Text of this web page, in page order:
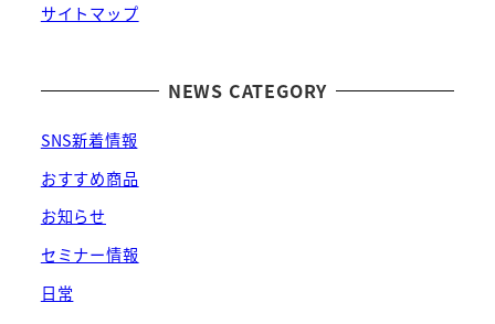
サイトマップ
NEWS CATEGORY
SNS新着情報
おすすめ商品
お知らせ
セミナー情報
日常